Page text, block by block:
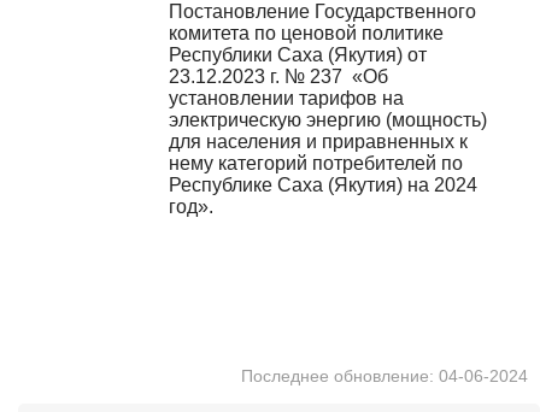
Постановление Государственного
комитета по ценовой политике
Республики Саха (Якутия) от
23.12.2023 г. № 237 «Об
установлении тарифов на
электрическую энергию (мощность)
для населения и приравненных к
нему категорий потребителей по
Республике Саха (Якутия) на 2024
год».
Последнее обновление: 04-06-2024